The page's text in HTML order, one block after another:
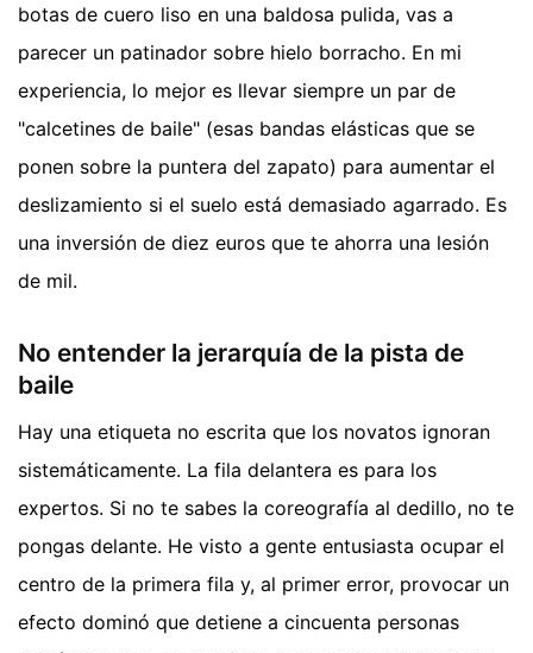
botas de cuero liso en una baldosa pulida, vas a
parecer un patinador sobre hielo borracho. En mi
experiencia, lo mejor es llevar siempre un par de
"calcetines de baile" (esas bandas elásticas que se
ponen sobre la puntera del zapato) para aumentar el
deslizamiento si el suelo está demasiado agarrado. Es
una inversión de diez euros que te ahorra una lesión
de mil.
No entender la jerarquía de la pista de
baile
Hay una etiqueta no escrita que los novatos ignoran
sistemáticamente. La fila delantera es para los
expertos. Si no te sabes la coreografía al dedillo, no te
pongas delante. He visto a gente entusiasta ocupar el
centro de la primera fila y, al primer error, provocar un
efecto dominó que detiene a cincuenta personas